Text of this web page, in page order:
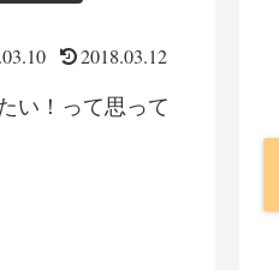
2018.03.12
い！って思って